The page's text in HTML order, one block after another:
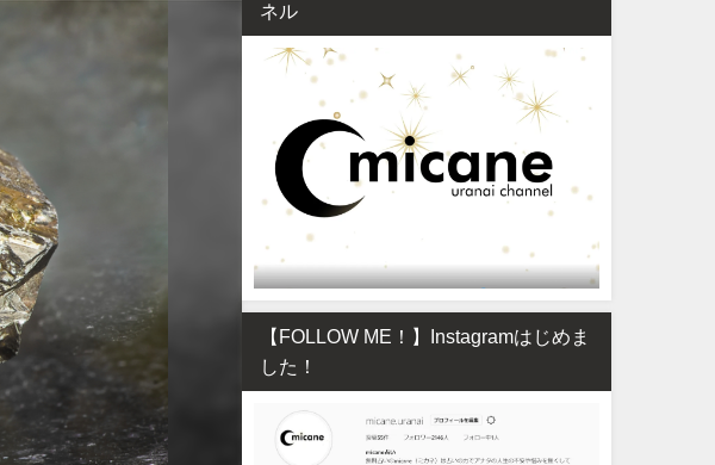
ネル
【FOLLOW ME！】Instagramはじめま
した！